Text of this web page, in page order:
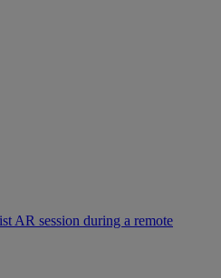
AR session during a remote